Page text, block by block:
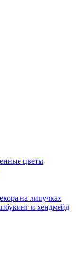
цветы
на липучках
и хендмейд